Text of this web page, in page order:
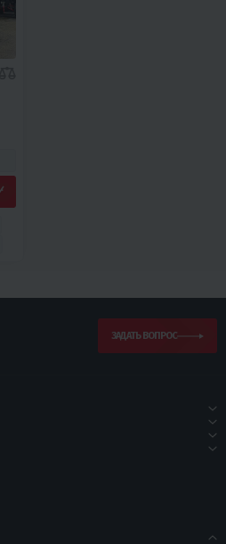
ЗАДАТЬ ВОПРОС